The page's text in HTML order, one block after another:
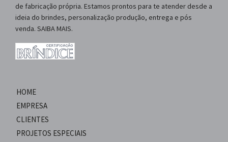
de fabricação própria. Estamos prontos para te atender desde a
ideia do brindes, personalização produção, entrega e pós
venda. SAIBA MAIS.
HOME
EMPRESA
CLIENTES
PROJETOS ESPECIAIS